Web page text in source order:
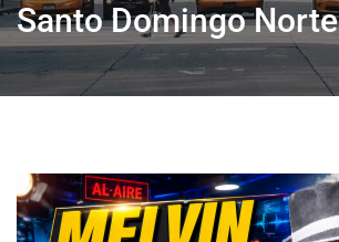
Santo Domingo Norte